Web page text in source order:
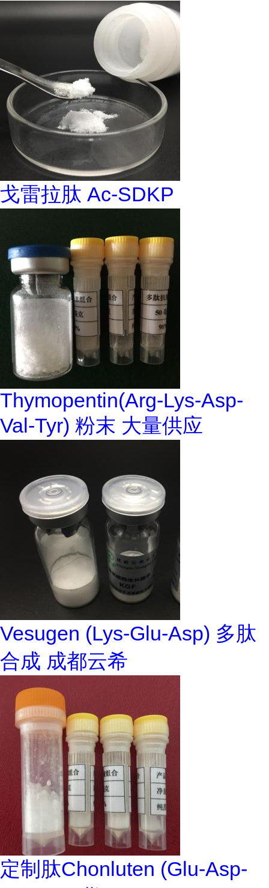
戈雷拉肽 Ac-SDKP
Thymopentin(Arg-Lys-Asp-
Val-Tyr) 粉末 大量供应
Vesugen (Lys-Glu-Asp) 多肽
合成 成都云希
定制肽Chonluten (Glu-Asp-